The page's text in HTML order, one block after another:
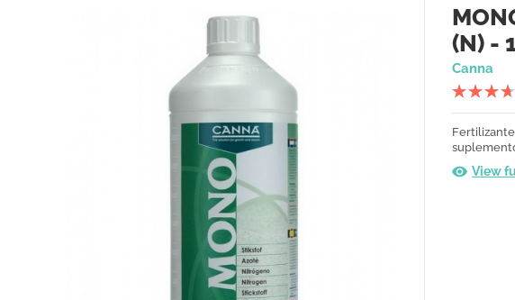
(N) -
Canna
View